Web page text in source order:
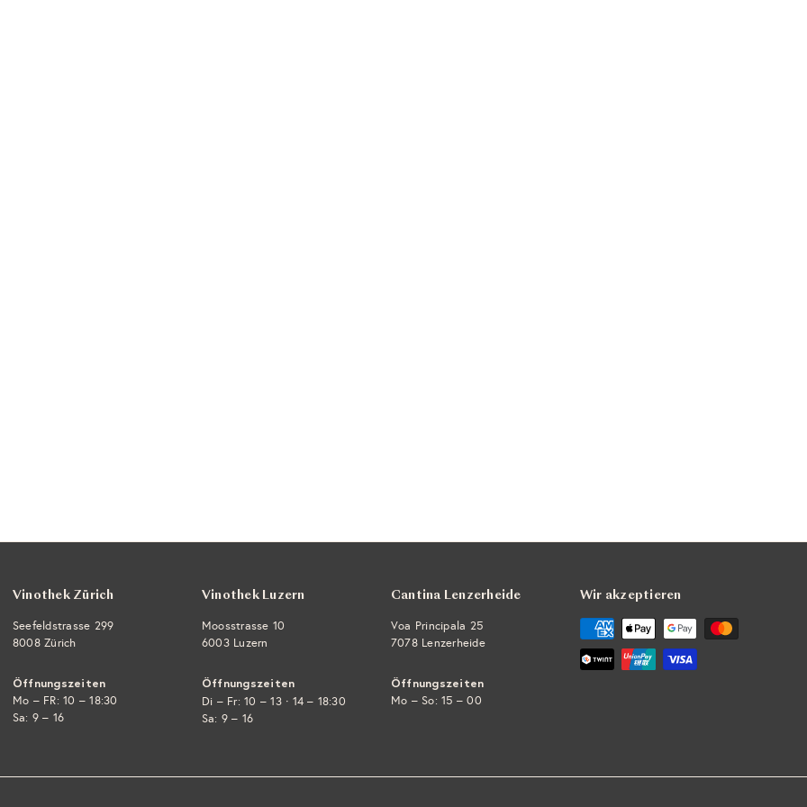
Vinothek Zürich
Seefeldstrasse 299
8008 Zürich
Öffnungszeiten
Mo – FR: 10 – 18:30
Sa: 9 – 16
Vinothek Luzern
Moosstrasse 10
6003 Luzern
Öffnungszeiten
Di – Fr: 10 – 13 · 14 – 18:30
Sa: 9 – 16
Cantina Lenzerheide
Voa Principala 25
7078 Lenzerheide
Öffnungszeiten
Mo – So: 15 – 00
Wir akzeptieren